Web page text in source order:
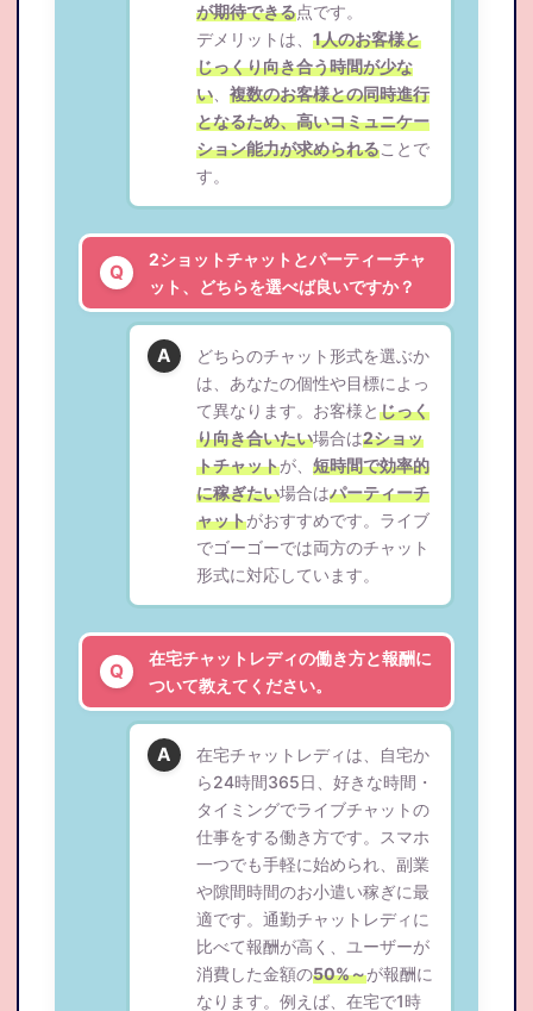
が期待できる点です。
デメリットは、1人のお客様と
じっくり向き合う時間が少な
い 、複数のお客様との同時進行
となるため、高いコミュニケー
ション能力が求められることで
す。
2ショットチャットとパーティーチャ
ット、どちらを選べば良いですか？
どちらのチャット形式を選ぶか
は、あなたの個性や目標によっ
て異なります。お客様とじっく
り向き合いたい場合は2ショッ
トチャットが、短時間で効率的
に稼ぎたい場合はパーティーチ
ャットがおすすめです。ライブ
でゴーゴーでは両方のチャット
形式に対応しています。
在宅チャットレディの働き方と報酬に
ついて教えてください。
在宅チャットレディは、自宅か
ら24時間365日、好きな時間・
タイミングでライブチャットの
仕事をする働き方です。スマホ
一つでも手軽に始められ、副業
や隙間時間のお小遣い稼ぎに最
適です。通勤チャットレディに
比べて報酬が高く、ユーザーが
消費した金額の50%～が報酬に
なります。例えば、在宅で1時